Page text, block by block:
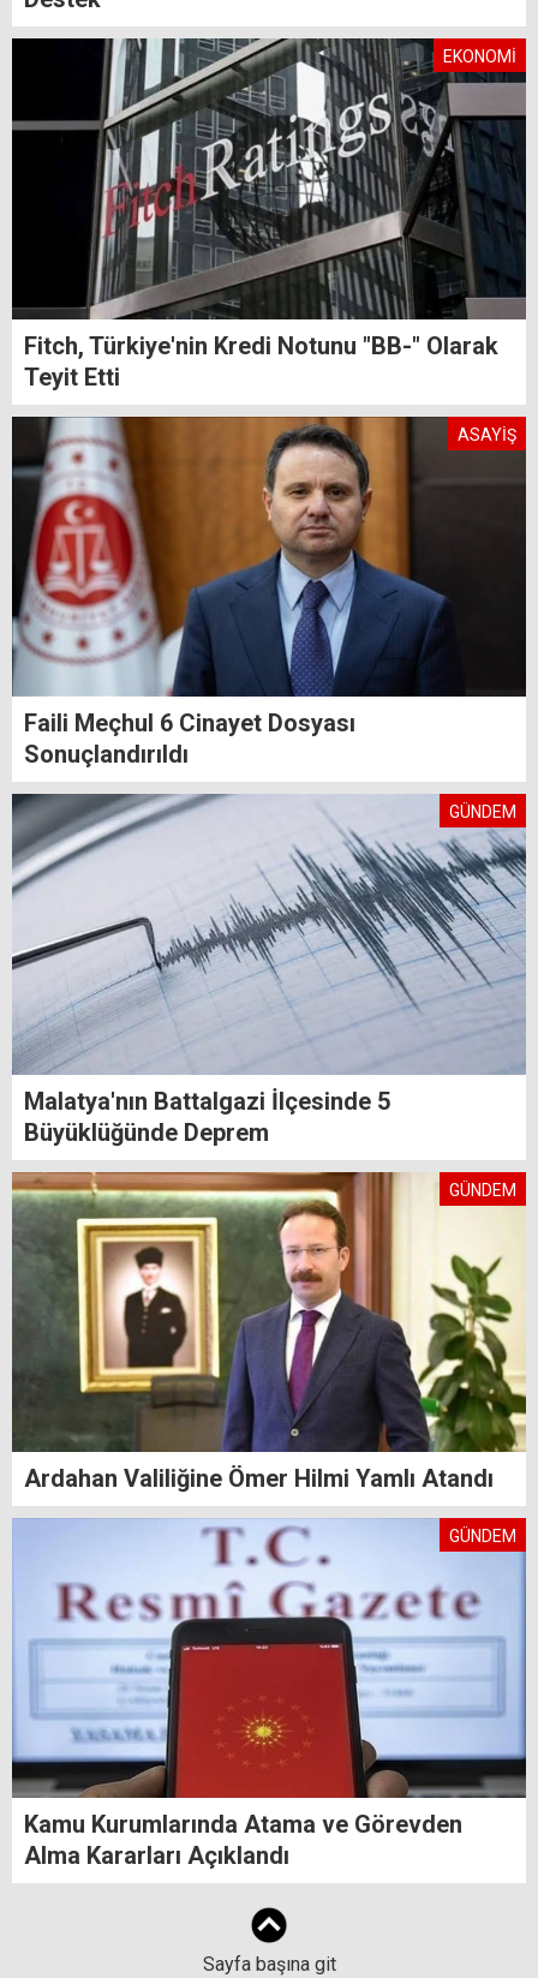
EKONOMİ
Fitch, Türkiye'nin Kredi Notunu "BB-" Olarak
Teyit Etti
ASAYİŞ
Faili Meçhul 6 Cinayet Dosyası
Sonuçlandırıldı
GÜNDEM
Malatya'nın Battalgazi İlçesinde 5
Büyüklüğünde Deprem
GÜNDEM
Ardahan Valiliğine Ömer Hilmi Yamlı Atandı
GÜNDEM
Kamu Kurumlarında Atama ve Görevden
Alma Kararları Açıklandı
Sayfa başına git